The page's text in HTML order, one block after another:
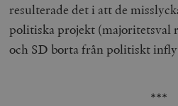
resulterade det i att de
politiska projekt (majoritetsval
och SD borta från politiskt
***